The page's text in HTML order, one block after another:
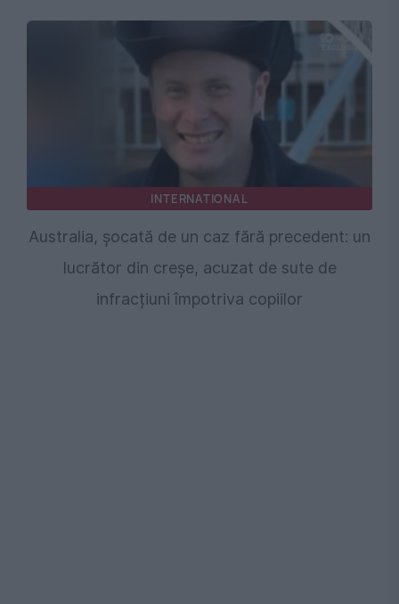
INTERNATIONAL
Australia, șocată de un caz fără precedent: un
lucrător din creșe, acuzat de sute de
infracțiuni împotriva copiilor